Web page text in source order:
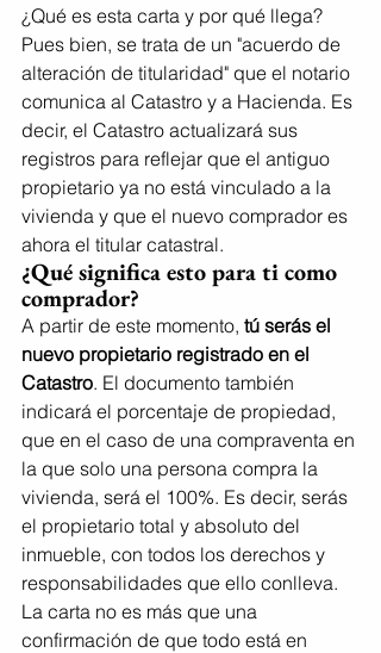
¿Qué es esta carta y por qué llega?
Pues bien, se trata de un "acuerdo de
alteración de titularidad" que el notario
comunica al Catastro y a Hacienda. Es
decir, el Catastro actualizará sus
registros para reflejar que el antiguo
propietario ya no está vinculado a la
vivienda y que el nuevo comprador es
ahora el titular catastral.
¿Qué significa esto para ti como
comprador?
A partir de este momento, tú serás el
nuevo propietario registrado en el
Catastro. El documento también
indicará el porcentaje de propiedad,
que en el caso de una compraventa en
la que solo una persona compra la
vivienda, será el 100%. Es decir, serás
el propietario total y absoluto del
inmueble, con todos los derechos y
responsabilidades que ello conlleva.
La carta no es más que una
confirmación de que todo está en